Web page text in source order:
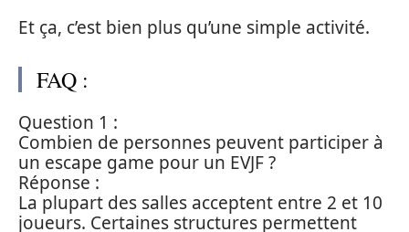
Et ça, c’est bien plus qu’une simple activité.
FAQ :
Question 1 :
Combien de personnes peuvent participer à
un escape game pour un EVJF ?
Réponse :
La plupart des salles acceptent entre 2 et 10
joueurs. Certaines structures permettent